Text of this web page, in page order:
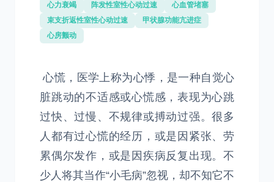
心力衰竭
阵发性室性心动过速
心血管堵塞
束支折返性室性心动过速
甲状腺功能亢进症
心房颤动
心慌，医学上称为心悸，是一种自觉心
脏跳动的不适感或心慌感，表现为心跳
过快、过慢、不规律或搏动过强。很多
人都有过心慌的经历，或是因紧张、劳
累偶尔发作，或是因疾病反复出现。不
少人将其当作“小毛病”忽视，却不知它不